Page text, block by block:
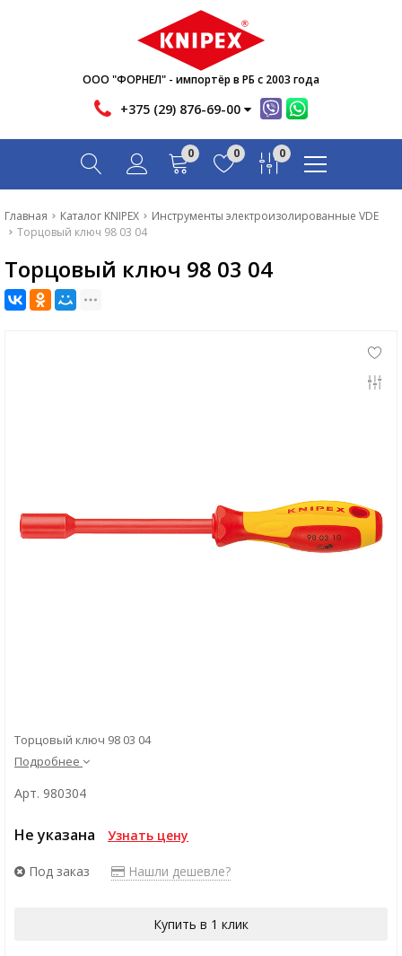
ООО "ФОРНЕЛ" - импортёр в РБ с 2003 года
+375 (29) 876-69-00
Новости
0 0 0
Главная Каталог KNIPEX
Инструменты электроизолированные VDE
Торцовый ключ 98 03 04
Торцовый ключ 98 03 04
Торцовый ключ 98 03 04
Подробнее
Арт. 980304
Не указана Узнать цену
Под заказ Нашли дешевле?
Купить в 1 клик
Новости
Акции
Инфо
Контакты
Вопрос-ответ